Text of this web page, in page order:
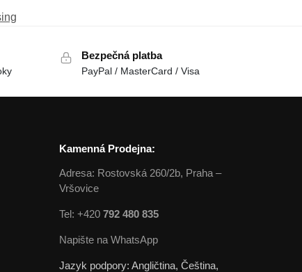
Bezpečná platba
PayPal / MasterCard / Visa
Kamenná Prodejna:
Adresa: Rostovská 260/2b, Praha –
Vršovice
Tel: +420 792 480 835
Napište na WhatsApp
Jazyk podpory: Angličtina, Čeština,